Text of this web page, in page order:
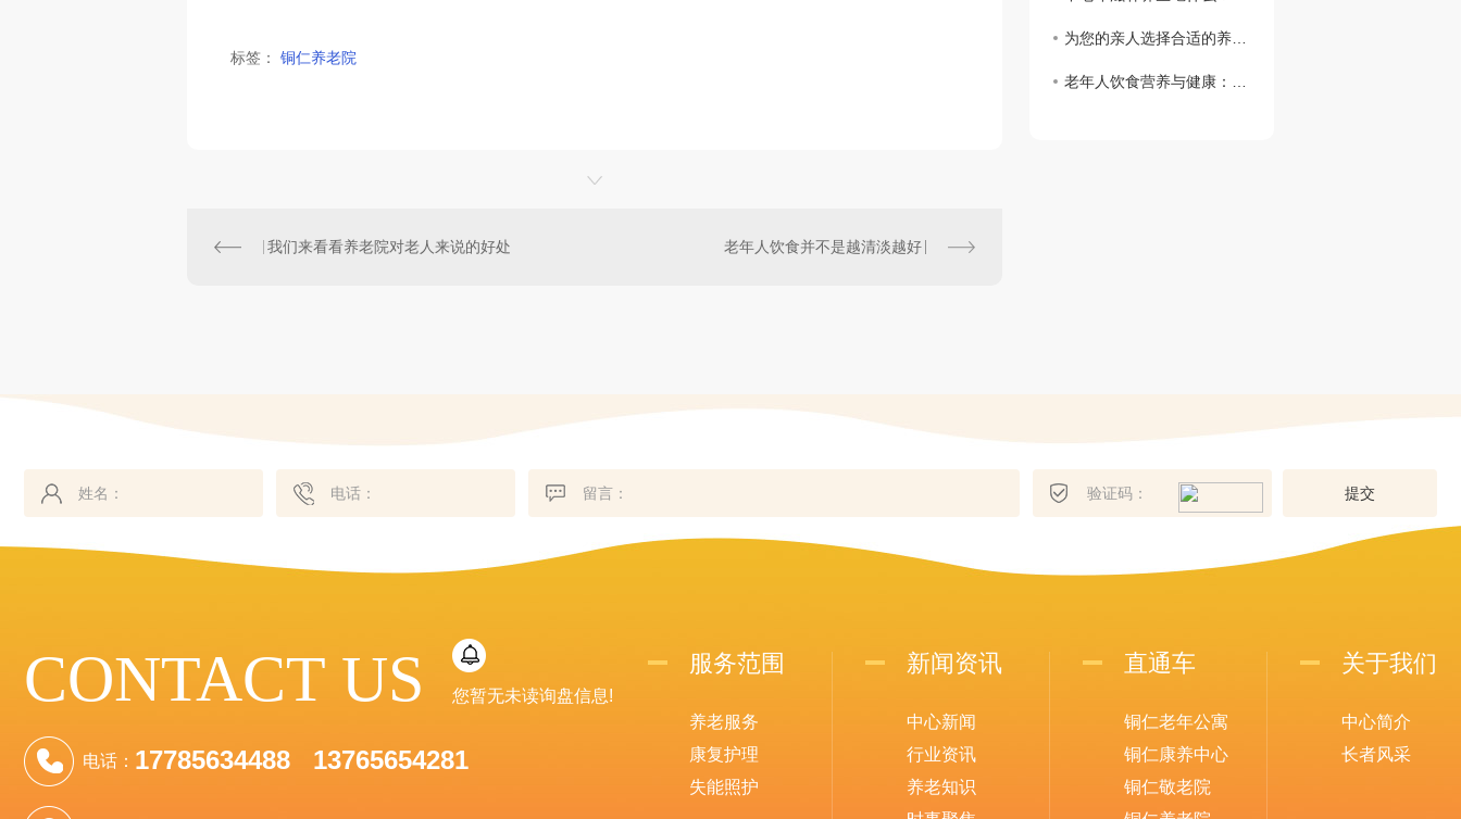
标签： 铜仁养老院
我们来看看养老院对老人来说的好处 老年人饮食并不是越清淡越好
为您的亲人选择合适的养老院
老年人饮食营养与健康：关注健康长寿的呵护
提交
CONTACT US 您暂无未读询盘信息!
电话： 17785634488 13765654281
服务范围
养老服务
康复护理
失能照护
新闻资讯
中心新闻
行业资讯
养老知识
直通车
铜仁老年公寓
铜仁康养中心
铜仁敬老院
关于我们
中心简介
长者风采